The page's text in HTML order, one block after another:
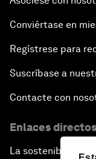
Conviértase en
Regístrese para
Suscríbase a
Contacte con
Enlaces directos
La sostenibilidad